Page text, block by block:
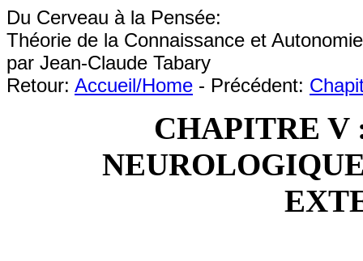
Du Cerveau à la Pensée:
Théorie de la Connaissance et
par Jean-Claude Tabary
Retour: Accueil/Home - Précédent:
CHAPITRE